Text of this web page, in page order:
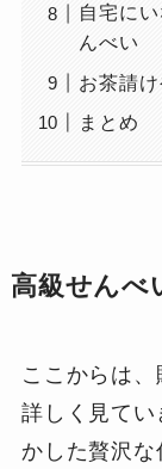
自宅に
んべい
お茶請
まとめ
高級せんべ
ここからは
詳しく見て
かした贅沢